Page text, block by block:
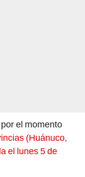
el momento
(Huánuco,
el lunes 5 de